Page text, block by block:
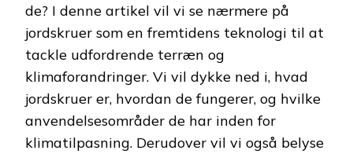
de? I denne artikel vil vi se nærmere på
jordskruer som en fremtidens teknologi til at
tackle udfordrende terræn og
klimaforandringer. Vi vil dykke ned i, hvad
jordskruer er, hvordan de fungerer, og hvilke
anvendelsesområder de har inden for
klimatilpasning. Derudover vil vi også belyse